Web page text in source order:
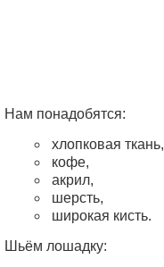
Нам понадобятся:
хлопковая ткань,
кофе,
акрил,
шерсть,
широкая кисть.
Шьём лошадку: